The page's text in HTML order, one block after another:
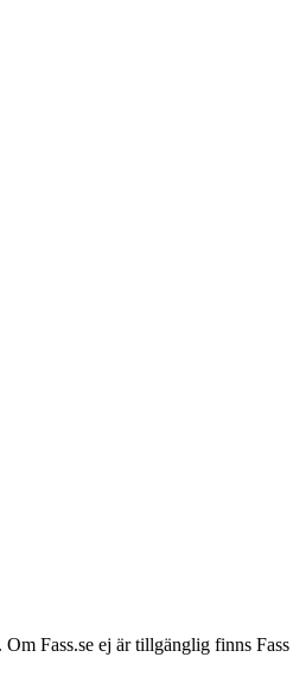
Fass.se ej är tillgänglig finns